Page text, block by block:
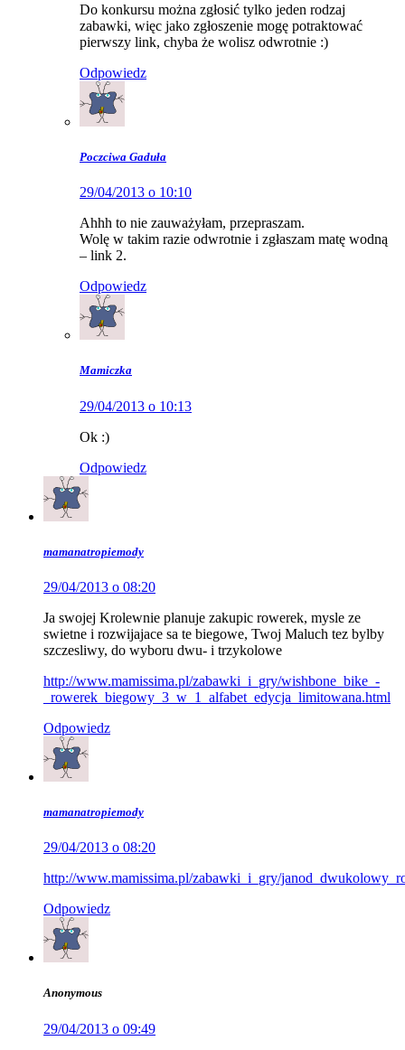
Do konkursu można zgłosić tylko jeden rodzaj
zabawki, więc jako zgłoszenie mogę potraktować
pierwszy link, chyba że wolisz odwrotnie :)
Odpowiedz
Poczciwa Gaduła
29/04/2013 o 10:10
Ahhh to nie zauważyłam, przepraszam.
Wolę w takim razie odwrotnie i zgłaszam matę wodną
– link 2.
Odpowiedz
Mamiczka
29/04/2013 o 10:13
Ok :)
Odpowiedz
mamanatropiemody
29/04/2013 o 08:20
Ja swojej Krolewnie planuje zakupic rowerek, mysle ze
swietne i rozwijajace sa te biegowe, Twoj Maluch tez bylby
szczesliwy, do wyboru dwu- i trzykolowe
http://www.mamissima.pl/zabawki_i_gry/wishbone_bike_-
_rowerek_biegowy_3_w_1_alfabet_edycja_limitowana.html
Odpowiedz
mamanatropiemody
29/04/2013 o 08:20
http://www.mamissima.pl/zabawki_i_gry/
Odpowiedz
Anonymous
29/04/2013 o 09:49